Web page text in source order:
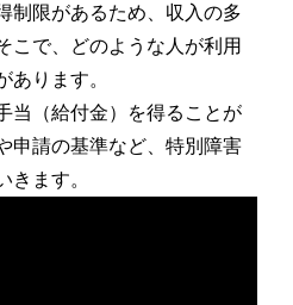
制限があるため、収入の多
こで、どのような人が利用
あります。
当（給付金）を得ることが
申請の基準など、特別障害
きます。